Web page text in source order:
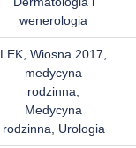
wenerologia
LEK, Wiosna 2017,
medycyna
rodzinna,
Medycyna
rodzinna, Urologia